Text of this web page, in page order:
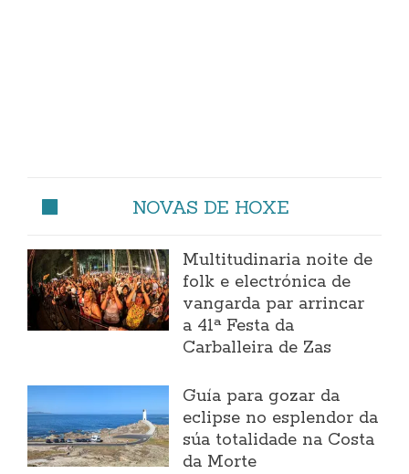
NOVAS DE HOXE
Multitudinaria noite de
folk e electrónica de
vangarda par arrincar
a 41ª Festa da
Carballeira de Zas
Guía para gozar da
eclipse no esplendor da
súa totalidade na Costa
da Morte